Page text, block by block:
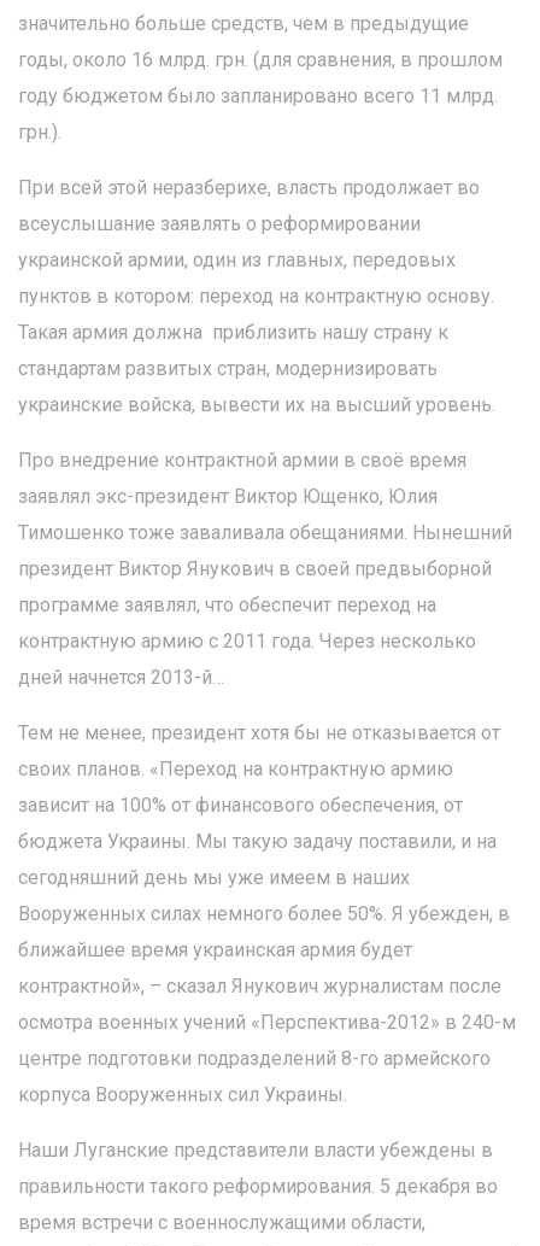
значительно больше средств, чем в предыдущие
годы, около 16 млрд. грн. (для сравнения, в прошлом
году бюджетом было запланировано всего 11 млрд.
грн.).
При всей этой неразберихе, власть продолжает во
всеуслышание заявлять о реформировании
украинской армии, один из главных, передовых
пунктов в котором: переход на контрактную основу.
Такая армия должна приблизить нашу страну к
стандартам развитых стран, модернизировать
украинские войска, вывести их на высший уровень.
Про внедрение контрактной армии в своё время
заявлял экс-президент Виктор Ющенко, Юлия
Тимошенко тоже заваливала обещаниями. Нынешний
президент Виктор Янукович в своей предвыборной
программе заявлял, что обеспечит переход на
контрактную армию с 2011 года. Через несколько
дней начнется 2013-й…
Тем не менее, президент хотя бы не отказывается от
своих планов. «Переход на контрактную армию
зависит на 100% от финансового обеспечения, от
бюджета Украины. Мы такую задачу поставили, и на
сегодняшний день мы уже имеем в наших
Вооруженных силах немного более 50%. Я убежден, в
ближайшее время украинская армия будет
контрактной», – сказал Янукович журналистам после
осмотра военных учений «Перспектива-2012» в 240-м
центре подготовки подразделений 8-го армейского
корпуса Вооруженных сил Украины.
Наши Луганские представители власти убеждены в
правильности такого реформирования. 5 декабря во
время встречи с военнослужащими области,